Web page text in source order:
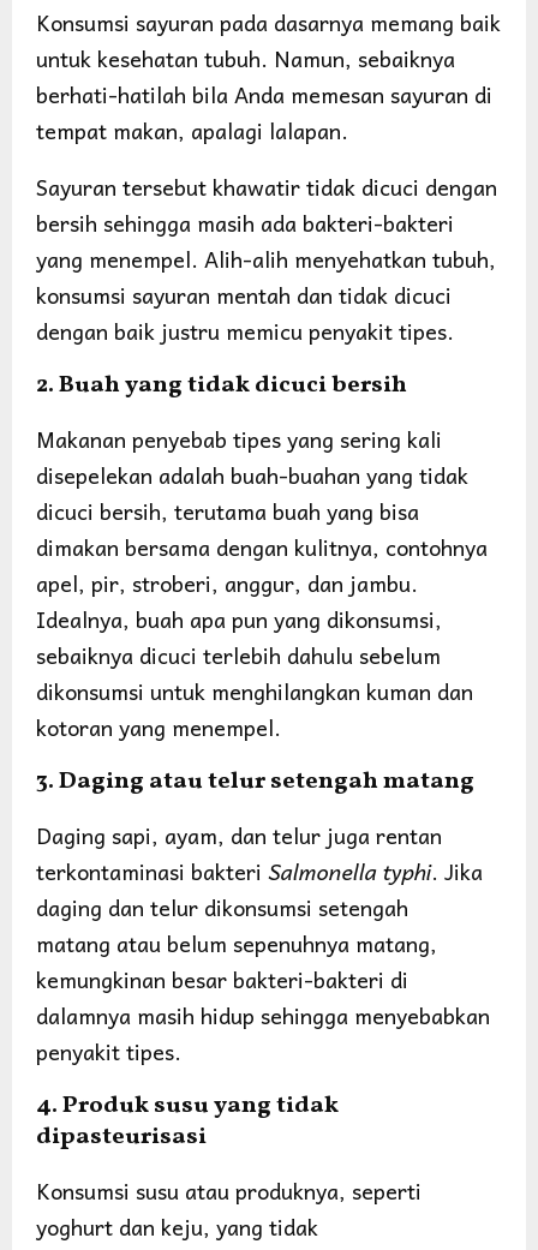
Konsumsi sayuran pada dasarnya memang baik
untuk kesehatan tubuh. Namun, sebaiknya
berhati-hatilah bila Anda memesan sayuran di
tempat makan, apalagi lalapan.
Sayuran tersebut khawatir tidak dicuci dengan
bersih sehingga masih ada bakteri-bakteri
yang menempel. Alih-alih menyehatkan tubuh,
konsumsi sayuran mentah dan tidak dicuci
dengan baik justru memicu penyakit tipes.
2. Buah yang tidak dicuci bersih
Makanan penyebab tipes yang sering kali
disepelekan adalah buah-buahan yang tidak
dicuci bersih, terutama buah yang bisa
dimakan bersama dengan kulitnya, contohnya
apel, pir, stroberi, anggur, dan jambu.
Idealnya, buah apa pun yang dikonsumsi,
sebaiknya dicuci terlebih dahulu sebelum
dikonsumsi untuk menghilangkan kuman dan
kotoran yang menempel.
3. Daging atau telur setengah matang
Daging sapi, ayam, dan telur juga rentan
terkontaminasi bakteri Salmonella typhi. Jika
daging dan telur dikonsumsi setengah
matang atau belum sepenuhnya matang,
kemungkinan besar bakteri-bakteri di
dalamnya masih hidup sehingga menyebabkan
penyakit tipes.
4. Produk susu yang tidak
dipasteurisasi
Konsumsi susu atau produknya, seperti
yoghurt dan keju, yang tidak